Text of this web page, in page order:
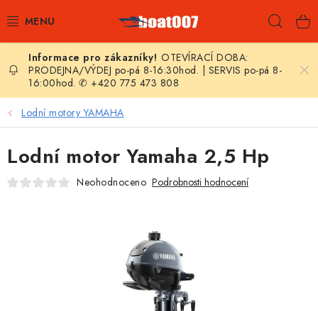
na
E-SHOP
AKČNÍ SLEVY
OTEVÍRACÍ DOBA:
PRODEJNA/VÝDEJ po-pá 8-16:30hod. | SERVIS po-pá 8-
16:00hod. ✆ +420 775 473 808
Lodní motory YAMAHA
Lodní motor Yamaha 2,5 Hp
Neohodnoceno Podrobnosti hodnocení